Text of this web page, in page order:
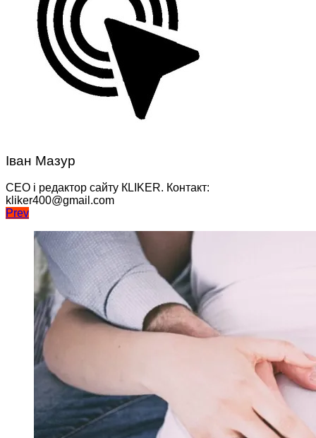
Іван Мазур
CEO і редактор сайту КLIKER. Контакт:
kliker400@gmail.com
Навігація
записів
Prev